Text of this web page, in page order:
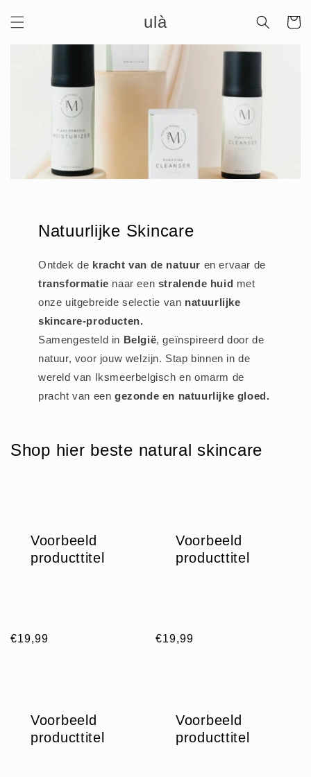
naar de
content
ulà
Natuurlijke Skincare
Ontdek de kracht van de natuur en ervaar de
transformatie naar een stralende huid met
onze uitgebreide selectie van natuurlijke
skincare-producten.
Samengesteld in België, geïnspireerd door de
natuur, voor jouw welzijn. Stap binnen in de
wereld van Iksmeerbelgisch en omarm de
pracht van een gezonde en natuurlijke gloed.
Shop hier beste natural skincare
Voorbeeld
producttitel
Normale
€19,99
Voorbeeld
producttitel
Normale
€19,99
Voorbeeld
producttitel
Voorbeeld
producttitel